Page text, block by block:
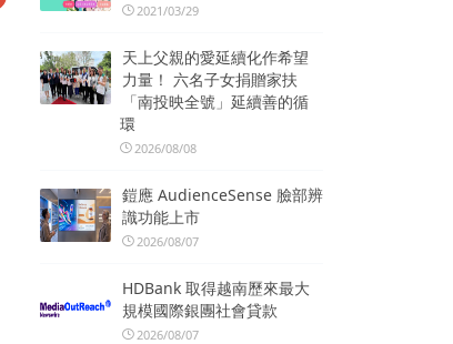
2021/03/29
天上父親的愛延續化作希望
力量！ 六名子女捐贈家扶
「南投映全號」延續善的循
環
2026/08/08
鎧應 AudienceSense 臉部辨
識功能上市
2026/08/07
HDBank 取得越南歷來最大
規模國際銀團社會貸款
2026/08/07